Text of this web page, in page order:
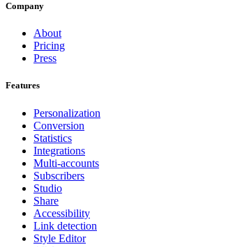
Company
About
Pricing
Press
Features
Personalization
Conversion
Statistics
Integrations
Multi-accounts
Subscribers
Studio
Share
Accessibility
Link detection
Style Editor